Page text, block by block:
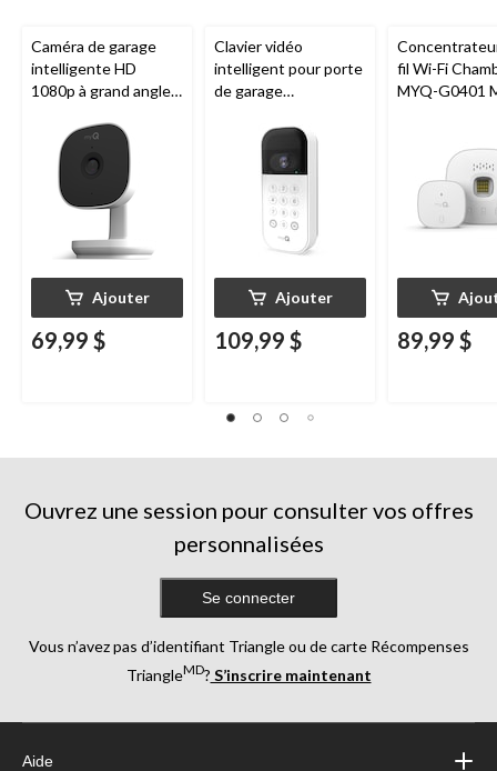
Caméra de garage
intelligente HD
1080p à grand angle
nocturne, résistante
aux intempéries
Ajouter
69,99 $
Clavier vidéo
intelligent pour porte
de garage
nocturne, résistant
aux intempéries,
Ajouter
109,99 $
fil Wi-Fi
MYQ-G0401
89,99 $
Ouvrez une session pour consulter vos offres
personnalisées
Se connecter
Vous n’avez pas d’identifiant Triangle ou de carte Récompenses
TriangleMD? S’inscrire maintenant
Aide